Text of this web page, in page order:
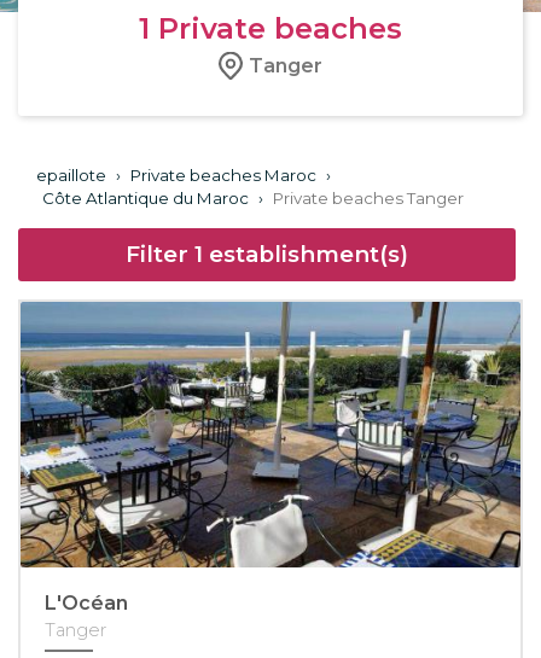
1 Private beaches
Tanger
epaillote › Private beaches Maroc ›
Côte Atlantique du Maroc › Private beaches Tanger
Filter 1 establishment(s)
L'Océan
Tanger